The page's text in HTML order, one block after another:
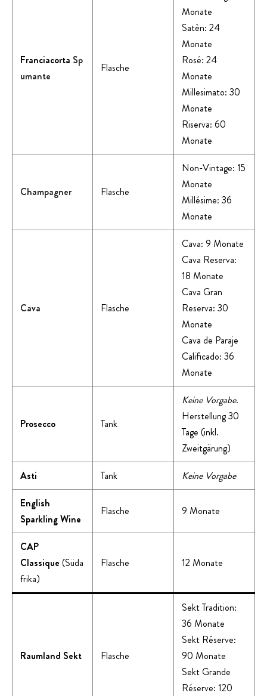
Franciacorta Sp
umante
Flasche
Monate
Satèn: 24
Monate
Rosé: 24
Monate
Millesimato: 30
Monate
Riserva: 60
Monate
Champagner Flasche
Non-Vintage: 15
Monate
Millésime: 36
Monate
Cava Flasche
Cava: 9 Monate
Cava Reserva:
18 Monate
Cava Gran
Reserva: 30
Monate
Cava de Paraje
Calificado: 36
Monate
Prosecco Tank
Keine Vorgabe.
Herstellung 30
Tage (inkl.
Zweitgärung)
Asti
Tank
Keine Vorgabe
English
Sparkling Wine
Flasche 9 Monate
CAP
Classique (Süda
frika)
Flasche 12 Monate
Raumland Sekt Flasche
Sekt Tradition:
36 Monate
Sekt Réserve:
90 Monate
Sekt Grande
Réserve: 120